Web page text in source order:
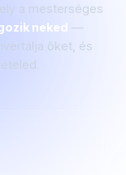
a mesterséges
neked —
őket, és